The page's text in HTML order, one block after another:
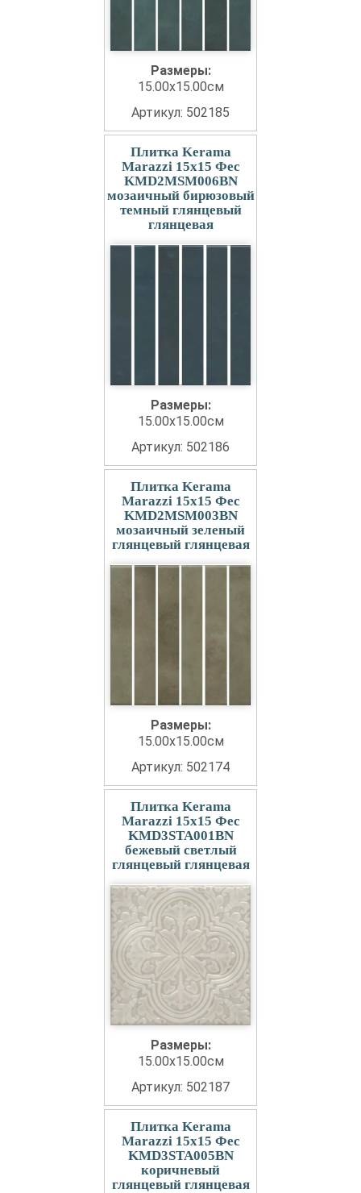
Размеры:
15.00x15.00см
Артикул: 502185
Плитка Kerama
Marazzi 15x15 Фес
KMD2MSM006BN
мозаичный бирюзовый
темный глянцевый
глянцевая
Размеры:
15.00x15.00см
Артикул: 502186
Плитка Kerama
Marazzi 15x15 Фес
KMD2MSM003BN
мозаичный зеленый
глянцевый глянцевая
Размеры:
15.00x15.00см
Артикул: 502174
Плитка Kerama
Marazzi 15x15 Фес
KMD3STA001BN
бежевый светлый
глянцевый глянцевая
Размеры:
15.00x15.00см
Артикул: 502187
Плитка Kerama
Marazzi 15x15 Фес
KMD3STA005BN
коричневый
глянцевый глянцевая